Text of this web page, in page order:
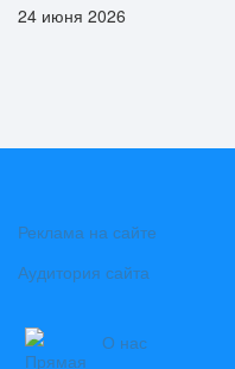
24 июня 2026
Реклама на сайте
Аудитория сайта
О нас